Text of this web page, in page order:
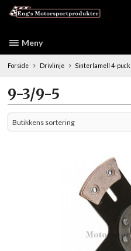
Meny
Forside Drivlinje Sinterlamell 4-puck
9-3/9-5